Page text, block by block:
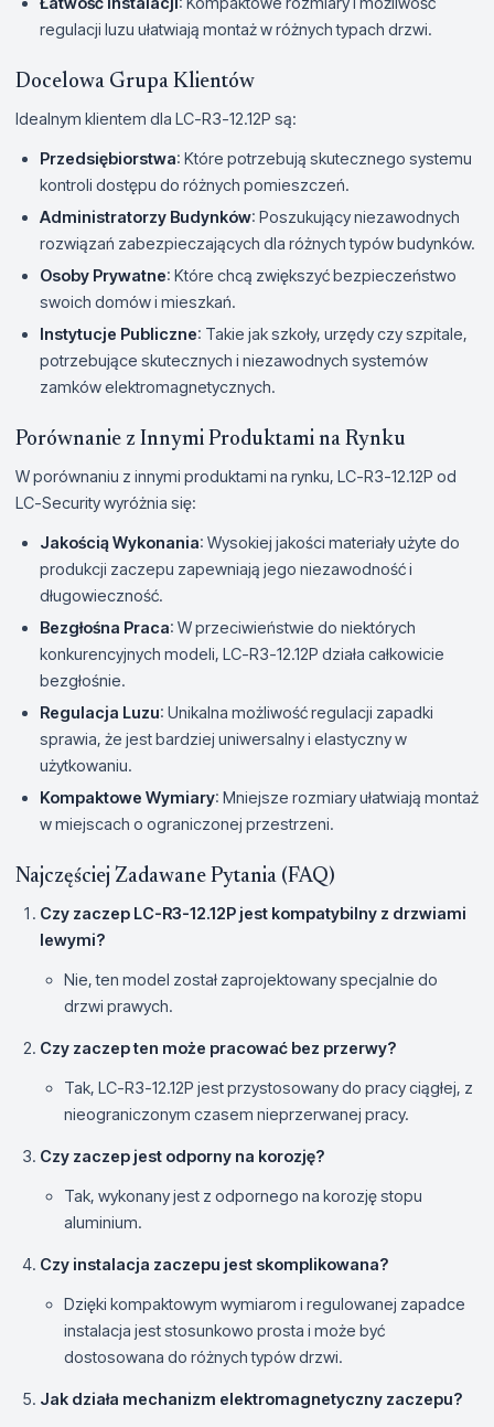
regulacji luzu ułatwiają montaż w różnych typach drzwi.
Docelowa Grupa Klientów
Idealnym klientem dla LC-R3-12.12P są:
Przedsiębiorstwa: Które potrzebują skutecznego systemu
kontroli dostępu do różnych pomieszczeń.
Administratorzy Budynków: Poszukujący niezawodnych
rozwiązań zabezpieczających dla różnych typów budynków.
Osoby Prywatne: Które chcą zwiększyć bezpieczeństwo
swoich domów i mieszkań.
Instytucje Publiczne: Takie jak szkoły, urzędy czy szpitale,
potrzebujące skutecznych i niezawodnych systemów
zamków elektromagnetycznych.
Porównanie z Innymi Produktami na Rynku
W porównaniu z innymi produktami na rynku, LC-R3-12.12P od
LC-Security wyróżnia się:
Jakością Wykonania: Wysokiej jakości materiały użyte do
produkcji zaczepu zapewniają jego niezawodność i
długowieczność.
Bezgłośna Praca: W przeciwieństwie do niektórych
konkurencyjnych modeli, LC-R3-12.12P działa całkowicie
bezgłośnie.
Regulacja Luzu: Unikalna możliwość regulacji zapadki
sprawia, że jest bardziej uniwersalny i elastyczny w
użytkowaniu.
Kompaktowe Wymiary: Mniejsze rozmiary ułatwiają montaż
w miejscach o ograniczonej przestrzeni.
Najczęściej Zadawane Pytania (FAQ)
Czy zaczep LC-R3-12.12P jest kompatybilny z drzwiami
lewymi?
Nie, ten model został zaprojektowany specjalnie do
drzwi prawych.
Czy zaczep ten może pracować bez przerwy?
Tak, LC-R3-12.12P jest przystosowany do pracy ciągłej, z
nieograniczonym czasem nieprzerwanej pracy.
Czy zaczep jest odporny na korozję?
Tak, wykonany jest z odpornego na korozję stopu
aluminium.
Czy instalacja zaczepu jest skomplikowana?
Dzięki kompaktowym wymiarom i regulowanej zapadce
instalacja jest stosunkowo prosta i może być
dostosowana do różnych typów drzwi.
Jak działa mechanizm elektromagnetyczny zaczepu?